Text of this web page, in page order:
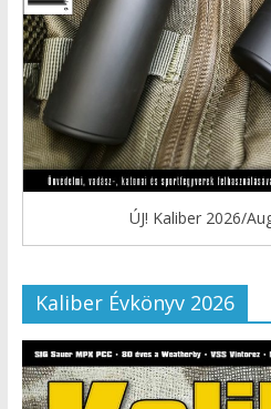
ÚJ! Kaliber 2026/
Kaliber Évkönyv 2026